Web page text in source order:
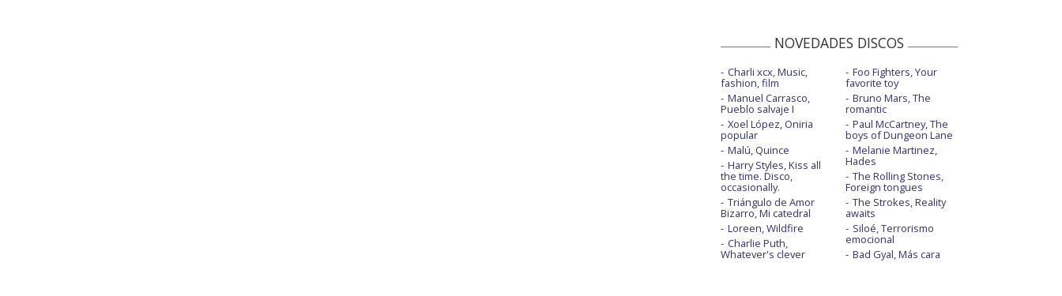
NOVEDADES DISCOS
Charli xcx, Music,
fashion, film
Manuel Carrasco,
Pueblo salvaje I
Xoel López, Oniria
popular
Malú, Quince
Harry Styles, Kiss all
the time. Disco,
occasionally.
Triángulo de Amor
Bizarro, Mi catedral
Loreen, Wildfire
Charlie Puth,
Whatever's clever
Foo Fighters, Your
favorite toy
Bruno Mars, The
romantic
Paul McCartney, The
boys of Dungeon Lane
Melanie Martinez,
Hades
The Rolling Stones,
Foreign tongues
The Strokes, Reality
awaits
Siloé, Terrorismo
emocional
Bad Gyal, Más cara